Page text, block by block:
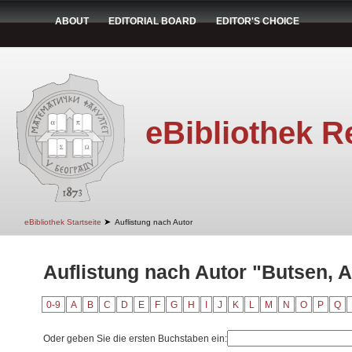
ABOUT EDITORIAL BOARD EDITOR'S CHOICE
eBibliothek
eBibliothek Startseite ➤ Auflistung nach Autor
Auflistung nach Autor "Butsen,
0-9 A B C D E F G H J K L M N O P Q
Oder geben Sie die ersten Buchstaben ein: